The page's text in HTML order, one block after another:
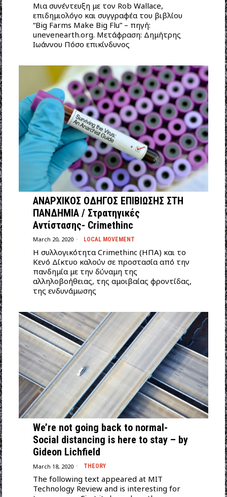
Μια συνέντευξη με τον Rob Wallace,
επιδημιολόγο και συγγραφέα του βιβλίου
“Big Farms Make Big Flu” – πηγή:
unevenearth.org. Μετάφραση: Δημήτρης
Ιωάννου Πόσο επικίνδυνος
ΑΝΑΡΧΙΚΟΣ ΟΔΗΓΟΣ ΕΠΙΒΙΩΣΗΣ ΣΤΗ
ΠΑΝΔΗΜΙΑ / Στρατηγικές
Αντίστασης- Crimethinc
March 20, 2020 LOCAL MOVEMENT
Η συλλογικότητα Crimethinc (ΗΠΑ) και το
Κενό Δίκτυο καλούν σε προστασία από την
πανδημία με την δύναμη της
αλληλοβοήθειας, της αμοιβαίας φροντίδας,
της ενδυνάμωσης
We’re not going back to normal-
Social distancing is here to stay – by
Gideon Lichfield
March 18, 2020 THEORY
The following text appeared at MIT
Technology Review and is interesting for